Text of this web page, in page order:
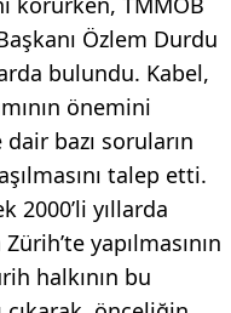
Özlem Durdu
bulundu. Kabel,
önemini
bazı soruların
talep etti.
2000’li yıllarda
yapılmasının
halkının bu